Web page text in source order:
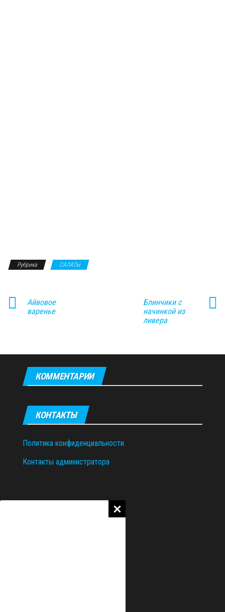
Рубрика САЛАТЫ
Айвовое
варенье
Блинчики с
начинкой из
ливера
КОММЕНТАРИИ
КОНТАКТЫ
Политика конфиденциальности
Контакты администратора